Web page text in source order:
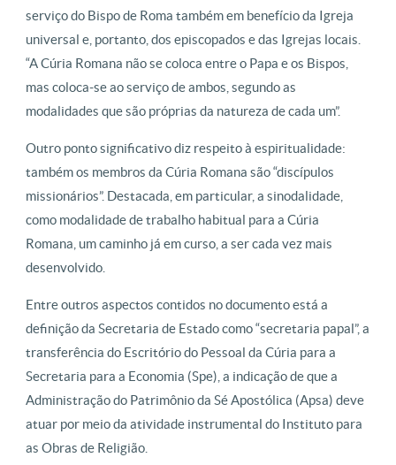
serviço do Bispo de Roma também em benefício da Igreja
universal e, portanto, dos episcopados e das Igrejas locais.
“A Cúria Romana não se coloca entre o Papa e os Bispos,
mas coloca-se ao serviço de ambos, segundo as
modalidades que são próprias da natureza de cada um”.
Outro ponto significativo diz respeito à espiritualidade:
também os membros da Cúria Romana são “discípulos
missionários”. Destacada, em particular, a sinodalidade,
como modalidade de trabalho habitual para a Cúria
Romana, um caminho já em curso, a ser cada vez mais
desenvolvido.
Entre outros aspectos contidos no documento está a
definição da Secretaria de Estado como “secretaria papal”, a
transferência do Escritório do Pessoal da Cúria para a
Secretaria para a Economia (Spe), a indicação de que a
Administração do Patrimônio da Sé Apostólica (Apsa) deve
atuar por meio da atividade instrumental do Instituto para
as Obras de Religião.